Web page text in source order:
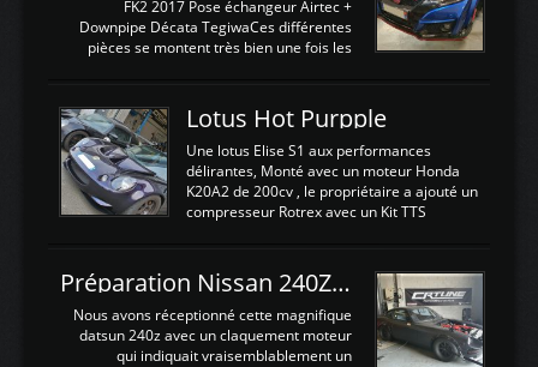
l'entrée AN Volt 8 et GndAN pour
Analogique, et Volt car l'information est une
tension (Pas une résistance variable d'un
est temps de brancher le ...
FK2 2017 Pose échangeur Airtec +
Downpipe Décata TegiwaCes différentes
pièces se montent très bien une fois les
légere découpe du plastique inferieur,
negénant en rien la structure ou le
fonctionnement du fond plat. Une
reprogrammation Stage 2 est faite sur le
calculateur d'origine. Une alternative
économique au passage sur Hondata
d'origine 310cv et 400Nn , Une fois
reprogrammé et les ...
Lotus Hot Purpple
Une lotus Elise S1 aux performances
délirantes, Monté avec un moteur Honda
K20A2 de 200cv , le propriétaire a ajouté un
compresseur Rotrex avec un Kit TTS
d'augmenter la puissance de son moteur:
un watercooler a été ajouté. 300Cv sans
échangeurLa lotus équipée d'un Hondata
Kpro et d'une large bande pour le réglage
Avantages et inconvénients d'un
Préparation Nissan 240Z SR20DET
Nous avons réceptionné cette magnifique
datsun 240z avec un claquement moteur
qui indiquait vraisemblablement un